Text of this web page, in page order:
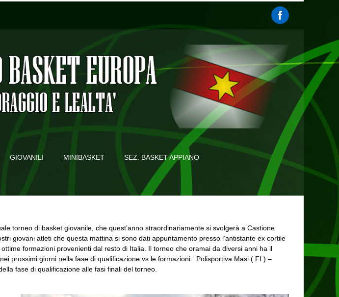
GIOVANILI MINIBASKET SEZ. BASKET APPIANO
torneo di basket giovanile, che quest’anno straordinariamente si svolgerà a Castione
giovani atleti che questa mattina si sono dati appuntamento presso l’antistante ex cortile
formazioni provenienti dal resto di Italia. Il torneo che oramai da diversi anni ha il
prossimi giorni nella fase di qualificazione vs le formazioni : Polisportiva Masi ( FI ) –
fase di qualificazione alle fasi finali del torneo.